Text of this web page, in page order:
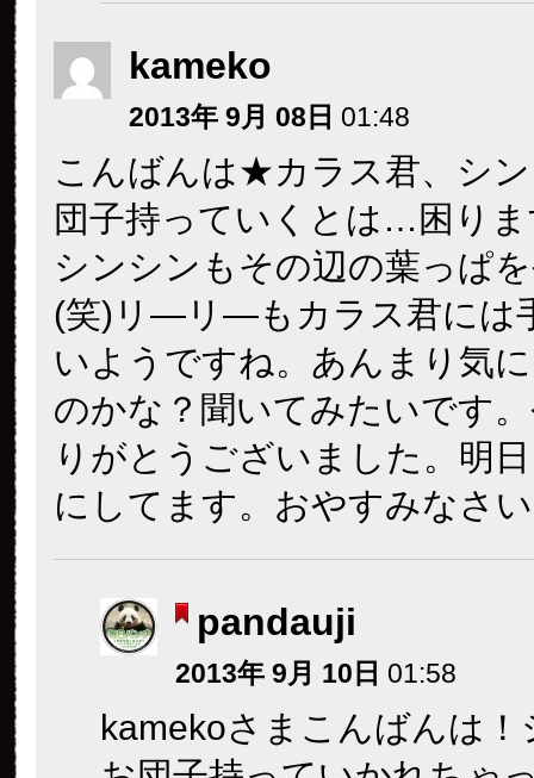
kameko
2013年 9月 08日 01:48
こんばんは★カラス君、シ
団子持っていくとは…困り
シンシンもその辺の葉っぱ
(笑)リ―リ―もカラス君には
いようですね。あんまり気
のかな？聞いてみたいです
りがとうございました。明
にしてます。おやすみなさ
pandauji
2013年 9月 10日 01:58
kamekoさまこんばんは！